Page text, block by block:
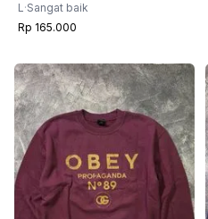
L ·Sangat baik
Rp 165.000